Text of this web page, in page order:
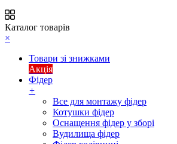
Каталог товарів
×
Товари зі знижками
Акція
Фідер
+
Все для монтажу фідер
Котушки фідер
Оснащення фідер у зборі
Вудилища фідер